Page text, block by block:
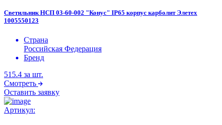
Светильник НСП 03-60-002 "Конус" IP65 корпус карболит Элетех
1005550123
Страна
Российская Федерация
Бренд
515.4 за шт.
Смотреть
Оставить заявку
Артикул: